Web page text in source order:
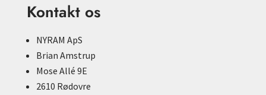
Kontakt os
NYRAM ApS
Brian Amstrup
Mose Allé 9E
2610 Rødovre